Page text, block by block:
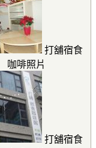
打舖宿食
咖啡照片
打舖宿食